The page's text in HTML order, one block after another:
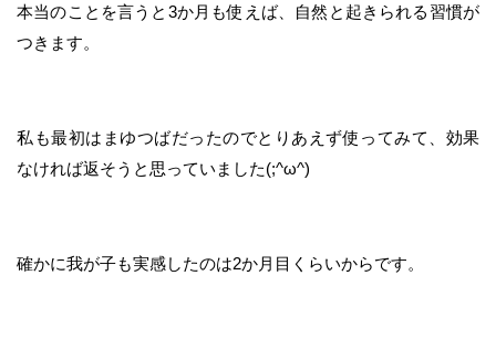
本当のことを言うと3か月も使えば、自然と起きられる習慣が
つきます。
私も最初はまゆつばだったのでとりあえず使ってみて、効果
なければ返そうと思っていました(;^ω^)
確かに我が子も実感したのは2か月目くらいからです。